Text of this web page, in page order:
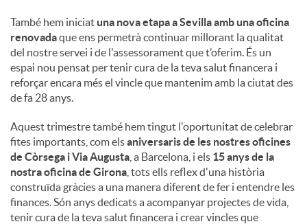
També hem iniciat una nova etapa a Sevilla amb una oficina
renovadaque ens permetrà continuar millorant la qualitat
del nostre servei i de l'assessorament que t’oferim. És un
espai nou pensat per tenir cura de la teva salut financera i
reforçar encara més el vincle que mantenim amb la ciutat des
de fa 28 anys.
Aquest trimestre també hem tingut l'oportunitat de celebrar
fites importants, com elsaniversaris de les nostres oficines
de Còrsega i Via Augusta , a Barcelona, ​​i els 15 anys de la
nostra oficina de Girona , tots ells reflex d'una història
construïda gràcies a una manera diferent de fer i entendre les
finances. Són anys dedicats a acompanyar projectes de vida,
tenir cura de la teva salut financera i crear vincles que